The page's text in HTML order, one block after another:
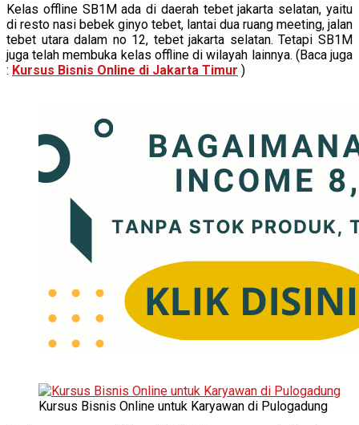
Kelas offline SB1M ada di daerah tebet jakarta selatan, yaitu
di resto nasi bebek ginyo tebet, lantai dua ruang meeting, jalan
tebet utara dalam no 12, tebet jakarta selatan. Tetapi SB1M
juga telah membuka kelas offline di wilayah lainnya. (Baca juga
: Kursus Bisnis Online di Jakarta Timur )
Kursus Bisnis Online untuk Karyawan di Pulogadung